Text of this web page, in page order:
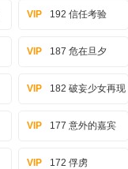
VIP 192 信任考验
VIP 187 危在旦夕
VIP 182 破妄少女再现
VIP 177 意外的嘉宾
VIP 172 俘虏